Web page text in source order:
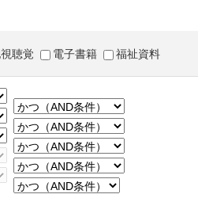
聴覚 電子書籍 福祉資料